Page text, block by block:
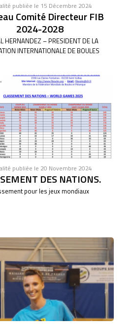
publiée le 15 Décembre 2024
Comité Directeur FIB
2024-2028
HERNANDEZ – PRESIDENT DE LA
INTERNATIONALE DE BOULES
publiée le 20 Novembre 2024
DES NATIONS.
pour les jeux mondiaux